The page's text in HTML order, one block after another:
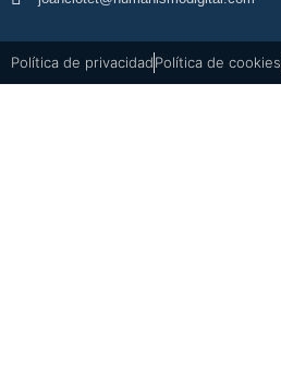
Política de privacidadPolítica de cookies